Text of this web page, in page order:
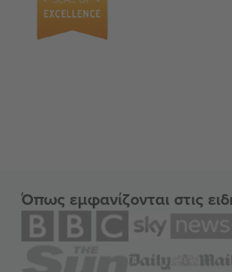
Όπως εμφανίζονται στις